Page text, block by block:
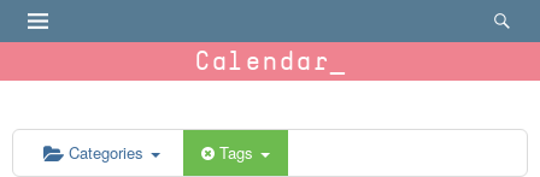
Calendar
Categories Tags
6:00 am